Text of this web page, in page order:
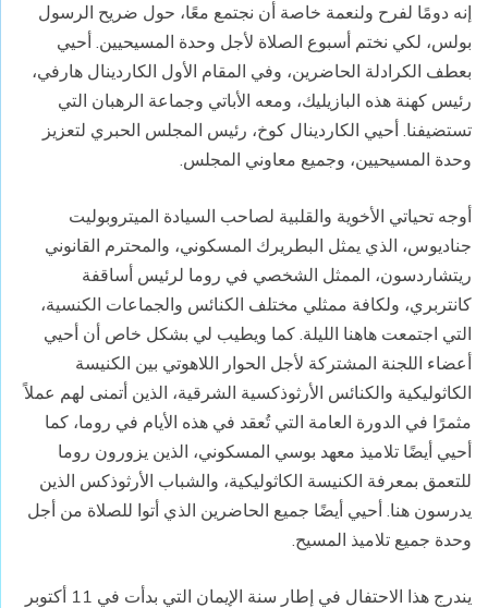
إنه دومًا لفرح ولنعمة خاصة أن نجتمع معًا، حول ضريح الرسول
بولس، لكي نختم أسبوع الصلاة لأجل وحدة المسيحيين. أحيي
بعطف الكرادلة الحاضرين، وفي المقام الأول الكاردينال هارفي،
رئيس كهنة هذه البازيليك، ومعه الأباتي وجماعة الرهبان التي
تستضيفنا. أحيي الكاردينال كوخ، رئيس المجلس الحبري لتعزيز
وحدة المسيحيين، وجميع معاوني المجلس.
أوجه تحياتي الأخوية والقلبية لصاحب السيادة الميتروبوليت
جناديوس، الذي يمثل البطريرك المسكوني، والمحترم القانوني
ريتشاردسون، الممثل الشخصي في روما لرئيس أساقفة
كانتربري، ولكافة ممثلي مختلف الكنائس والجماعات الكنسية،
التي اجتمعت هاهنا الليلة. كما ويطيب لي بشكل خاص أن أحيي
أعضاء اللجنة المشتركة لأجل الحوار اللاهوتي بين الكنيسة
الكاثوليكية والكنائس الأرثوذكسية الشرقية، الذين أتمنى لهم عملاً
مثمرًا في الدورة العامة التي تُعقد في هذه الأيام في روما، كما
أحيي أيضًا تلاميذ معهد بوسي المسكوني، الذين يزورون روما
للتعمق بمعرفة الكنيسة الكاثوليكية، والشباب الأرثوذكس الذين
يدرسون هنا. أحيي أيضًا جميع الحاضرين الذي أتوا للصلاة من أجل
وحدة جميع تلاميذ المسيح.
يندرج هذا الاحتفال في إطار سنة الإيمان التي بدأت في 11 أكتوبر